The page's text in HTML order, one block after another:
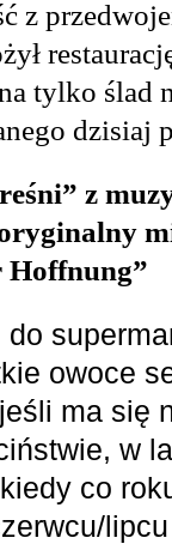
z
tylko ślad
dzisiaj
z
Hoffnung”
do
owoce
ma się
w
co